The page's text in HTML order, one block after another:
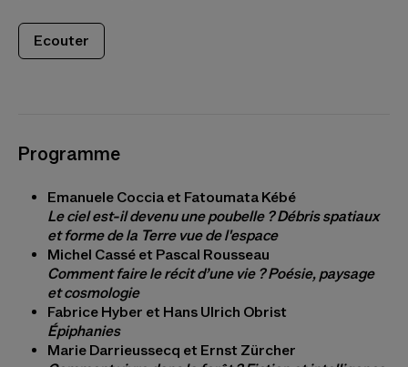
Ecouter
Programme
Emanuele Coccia et Fatoumata Kébé
Le ciel est-il devenu une poubelle ? Débris spatiaux
et forme de la Terre vue de l'espace
Michel Cassé et Pascal Rousseau
Comment faire le récit d’une vie ? Poésie, paysage
et cosmologie
Fabrice Hyber et Hans Ulrich Obrist
Épiphanies
Marie Darrieussecq et Ernst Zürcher